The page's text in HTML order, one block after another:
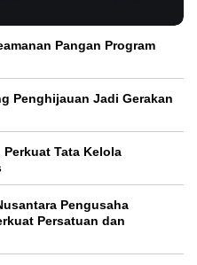
Pangan Program
Penghijauan Jadi Gerakan
Tata Kelola
Pengusaha
Persatuan dan